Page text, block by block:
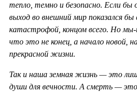
тепло, темно и безопасно. Если
выход во внешний мир показался
катастрофой, концом всего. Но
что это не конец, а начало новой,
прекрасной жизни.
Так и наша земная жизнь — это
души для вечности. А смерть —